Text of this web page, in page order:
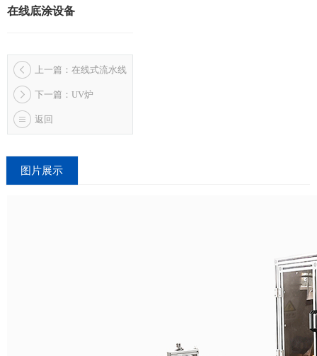
在线底涂设备
上一篇：在线式流水线
下一篇：UV炉
返回
图片展示